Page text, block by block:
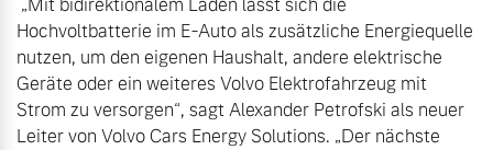
Hochvoltbatterie im E-Auto als zusätzliche Energiequelle
nutzen, um den eigenen Haushalt, andere elektrische
Geräte oder ein weiteres Volvo Elektrofahrzeug mit
Strom zu versorgen“, sagt Alexander Petrofski als neuer
Leiter von Volvo Cars Energy Solutions. „Der nächste